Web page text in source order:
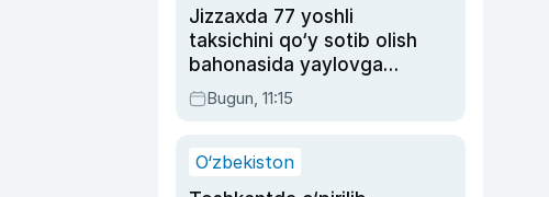
Jizzaxda 77 yoshli
taksichini qo‘y sotib olish
bahonasida yaylovga
olib borib o‘ldirgan yigit
20 yilga qamaldi
Bugun, 11:15
O‘zbekiston